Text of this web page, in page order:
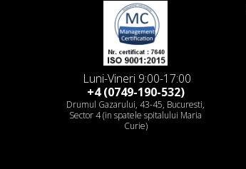
Luni-Vineri 9:00-17:00
+4 (0749-190-532)
Drumul Gazarului, 43-45, Bucuresti,
Sector 4 (in spatele spitalului Maria
Curie)